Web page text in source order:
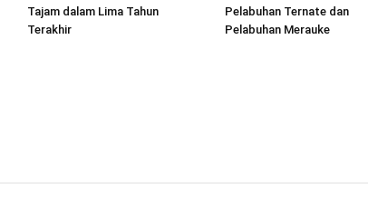
Tajam dalam Lima Tahun
Terakhir
Pelabuhan Ternate dan
Pelabuhan Merauke